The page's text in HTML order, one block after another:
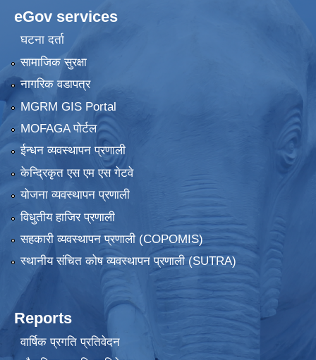
eGov services
घटना दर्ता
सामाजिक सुरक्षा
नागरिक वडापत्र
MGRM GIS Portal
MOFAGA पोर्टल
ईन्धन व्यवस्थापन प्रणाली
केन्द्रिकृत एस एम एस गेटवे
योजना व्यवस्थापन प्रणाली
विधुतीय हाजिर प्रणाली
सहकारी व्यवस्थापन प्रणाली (COPOMIS)
स्थानीय संचित कोष व्यवस्थापन प्रणाली (SUTRA)
Reports
वार्षिक प्रगति प्रतिवेदन